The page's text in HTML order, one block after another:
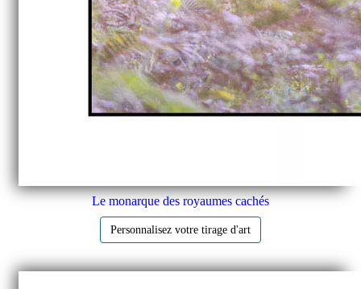
Le monarque des royaumes cachés
Personnalisez votre tirage d'art